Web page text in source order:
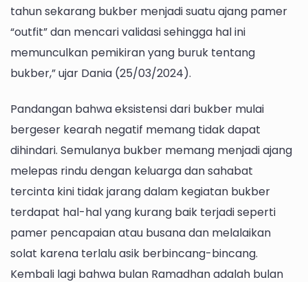
tahun sekarang bukber menjadi suatu ajang pamer
“outfit” dan mencari validasi sehingga hal ini
memunculkan pemikiran yang buruk tentang
bukber,” ujar Dania (25/03/2024).
Pandangan bahwa eksistensi dari bukber mulai
bergeser kearah negatif memang tidak dapat
dihindari. Semulanya bukber memang menjadi ajang
melepas rindu dengan keluarga dan sahabat
tercinta kini tidak jarang dalam kegiatan bukber
terdapat hal-hal yang kurang baik terjadi seperti
pamer pencapaian atau busana dan melalaikan
solat karena terlalu asik berbincang-bincang.
Kembali lagi bahwa bulan Ramadhan adalah bulan